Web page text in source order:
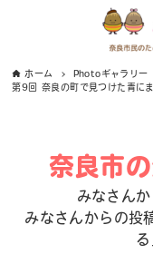
ホーム Photoギャラリー
第9回 奈良の町で見つけた青
奈良市
みなさん
みなさんからの投